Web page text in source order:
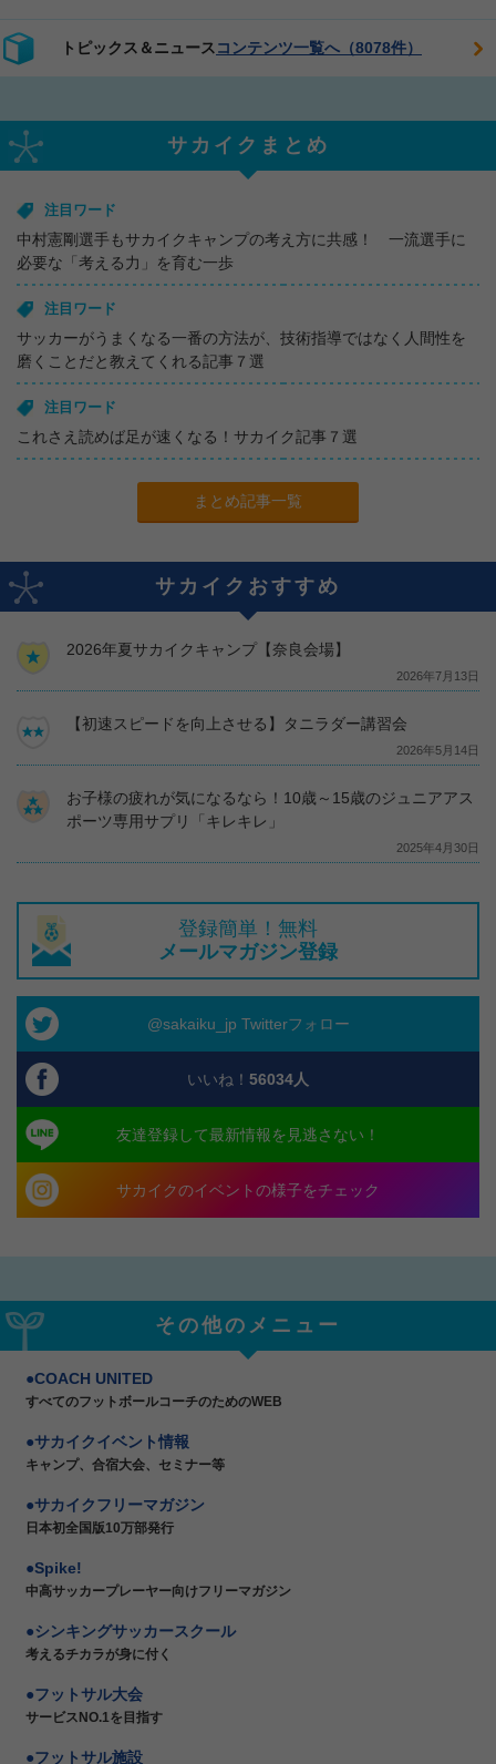
トピックス＆ニュース コンテンツ一覧へ（8078件）
サカイクまとめ
注目ワード
中村憲剛選手もサカイクキャンプの考え方に共感！ 一流選手に
必要な「考える力」を育む一歩
注目ワード
サッカーがうまくなる一番の方法が、技術指導ではなく人間性を
磨くことだと教えてくれる記事７選
注目ワード
これさえ読めば足が速くなる！サカイク記事７選
まとめ記事一覧
サカイクおすすめ
2026年夏サカイクキャンプ【奈良会場】
2026年7月13日
【初速スピードを向上させる】タニラダー講習会
2026年5月14日
お子様の疲れが気になるなら！10歳～15歳のジュニアアス
ポーツ専用サプリ「キレキレ」
2025年4月30日
登録簡単！無料
メールマガジン登録
@sakaiku_jp Twitterフォロー
いいね！ 56034人
友達登録して最新情報を見逃さない！
サカイクのイベントの様子をチェック
その他のメニュー
COACH UNITED
すべてのフットボールコーチのためのWEB
サカイクイベント情報
キャンプ、合宿大会、セミナー等
サカイクフリーマガジン
日本初全国版10万部発行
Spike!
中高サッカープレーヤー向けフリーマガジン
シンキングサッカースクール
考えるチカラが身に付く
フットサル大会
サービスNO.1を目指す
フットサル施設